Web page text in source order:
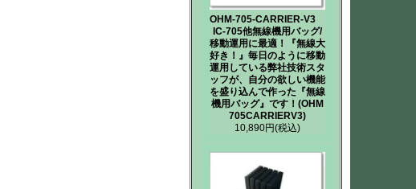
OHM-705-CARRIER-V3
IC-705他無線機用バッグ/
移動運用に最適！『無線大
好き！』毎日のように移動
運用している弊社技術スタ
ッフが、自分の欲しい機能
を盛り込んで作った『無線
機用バッグ』です！(OHM
705CARRIERV3)
10,890円(税込)